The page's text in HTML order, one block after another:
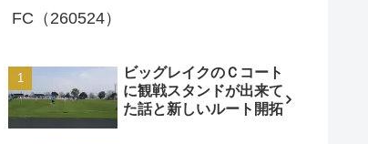
FC（260524）
ビッグレイクのＣコート
に観戦スタンドが出来て
た話と新しいルート開拓